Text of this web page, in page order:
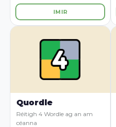
IMIR
Quordle
Réitigh 4 Wordle ag an am
céanna